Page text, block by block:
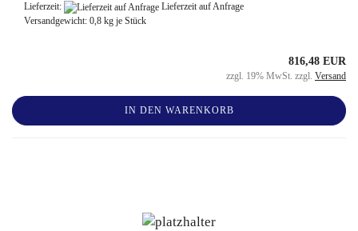
Lieferzeit:
Lieferzeit auf Anfrage
Versandgewicht: 0,8 kg je Stück
816,48 EUR
zzgl. 19% MwSt. zzgl. Versand
IN DEN WARENKORB